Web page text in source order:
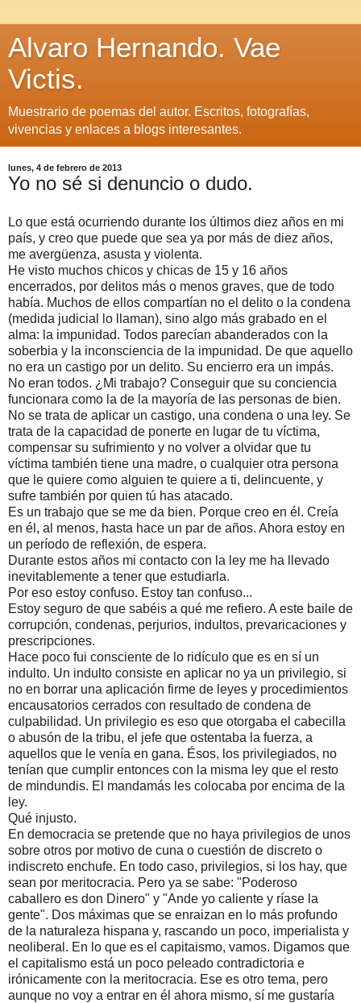
Alvaro Hernando. Vae
Victis.
Muestrario de poemas del autor. Escritos, fotografías,
vivencias y enlaces a blogs interesantes.
lunes, 4 de febrero de 2013
Yo no sé si denuncio o dudo.
Lo que está ocurriendo durante los últimos diez años en mi
país, y creo que puede que sea ya por más de diez años,
me avergüenza, asusta y violenta.
He visto muchos chicos y chicas de 15 y 16 años
encerrados, por delitos más o menos graves, que de todo
había. Muchos de ellos compartían no el delito o la condena
(medida judicial lo llaman), sino algo más grabado en el
alma: la impunidad. Todos parecían abanderados con la
soberbia y la inconsciencia de la impunidad. De que aquello
no era un castigo por un delito. Su encierro era un impás.
No eran todos. ¿Mi trabajo? Conseguir que su conciencia
funcionara como la de la mayoría de las personas de bien.
No se trata de aplicar un castigo, una condena o una ley. Se
trata de la capacidad de ponerte en lugar de tu víctima,
compensar su sufrimiento y no volver a olvidar que tu
víctima también tiene una madre, o cualquier otra persona
que le quiere como alguien te quiere a ti, delincuente, y
sufre también por quien tú has atacado.
Es un trabajo que se me da bien. Porque creo en él. Creía
en él, al menos, hasta hace un par de años. Ahora estoy en
un período de reflexión, de espera.
Durante estos años mi contacto con la ley me ha llevado
inevitablemente a tener que estudiarla.
Por eso estoy confuso. Estoy tan confuso...
Estoy seguro de que sabéis a qué me refiero. A este baile de
corrupción, condenas, perjurios, indultos, prevaricaciones y
prescripciones.
Hace poco fui consciente de lo ridículo que es en sí un
indulto. Un indulto consiste en aplicar no ya un privilegio, si
no en borrar una aplicación firme de leyes y procedimientos
encausatorios cerrados con resultado de condena de
culpabilidad. Un privilegio es eso que otorgaba el cabecilla
o abusón de la tribu, el jefe que ostentaba la fuerza, a
aquellos que le venía en gana. Ésos, los privilegiados, no
tenían que cumplir entonces con la misma ley que el resto
de mindundis. El mandamás les colocaba por encima de la
ley.
Qué injusto.
En democracia se pretende que no haya privilegios de unos
sobre otros por motivo de cuna o cuestión de discreto o
indiscreto enchufe. En todo caso, privilegios, si los hay, que
sean por meritocracia. Pero ya se sabe: "Poderoso
caballero es don Dinero" y "Ande yo caliente y ríase la
gente". Dos máximas que se enraizan en lo más profundo
de la naturaleza hispana y, rascando un poco, imperialista y
neoliberal. En lo que es el capitaismo, vamos. Digamos que
el capitalismo está un poco peleado contradictoria e
irónicamente con la meritocracia. Ese es otro tema, pero
aunque no voy a entrar en él ahora mismo, sí me gustaría